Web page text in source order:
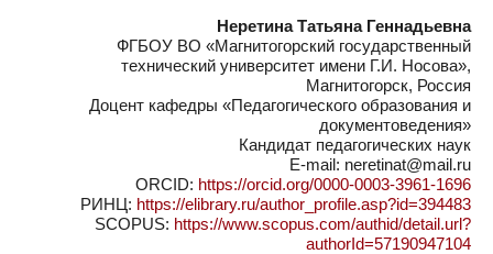
Неретина Татьяна Геннадьевна
ФГБОУ ВО «Магнитогорский государственный
технический университет имени Г.И. Носова»,
Магнитогорск, Россия
Доцент кафедры «Педагогического образования и
документоведения»
Кандидат педагогических наук
E-mail: neretinat@mail.ru
ORCID: https://orcid.org/0000-0003-3961-1696
РИНЦ: https://elibrary.ru/author_profile.asp?id=394483
SCOPUS: https://www.scopus.com/authid/detail.url?
authorId=57190947104